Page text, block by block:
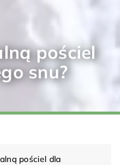
pościel
snu?
pościel dla